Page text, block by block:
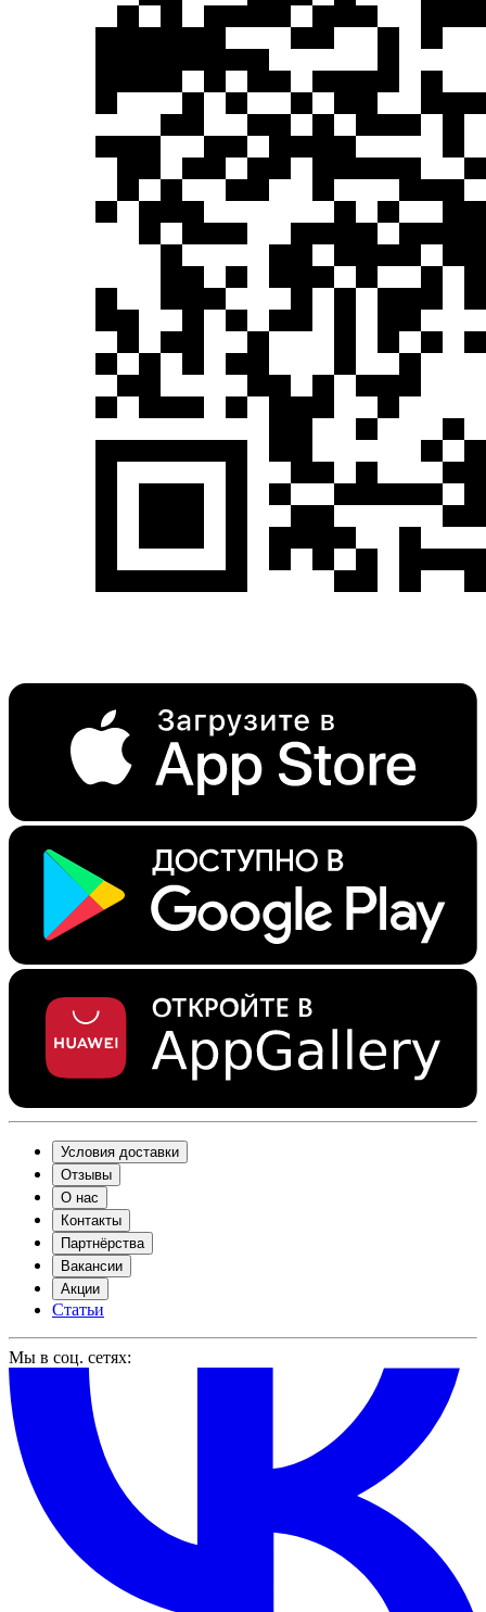
Условия доставки
Отзывы
О нас
Контакты
Партнёрства
Вакансии
Акции
Статьи
Мы в соц. сетях: